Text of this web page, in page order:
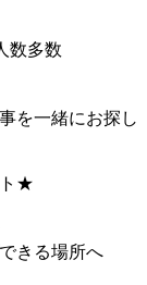
数多数
を一緒にお探し
ト★
きる場所へ